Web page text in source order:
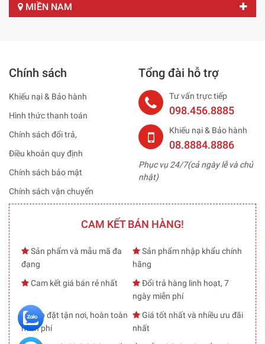
MIỀN NAM
Chính sách
Khiếu nại & Bảo hành
Hình thức thanh toán
Chính sách đổi trả,
Điều khoản quy định
Chính sách bảo mật
Chính sách vận chuyển
Tổng đài hỗ trợ
Tư vấn trực tiếp
098.456.8885
Khiếu nại & Bảo hành
08.8884.8886
Phục vụ 24/7(cả ngày lễ và chủ
nhật)
CAM KẾT BÁN HÀNG!
Sản phẩm và mẫu mã đa
đạng
Sản phẩm nhập khẩu chính
hãng
Cam kết giá bán rẻ nhất
Đổi trả hàng linh hoạt, 7
ngày miễn phí
Lắp đặt tận nơi, hoàn toàn
miễn phí
Giá tốt nhất và nhiều ưu đãi
nhất